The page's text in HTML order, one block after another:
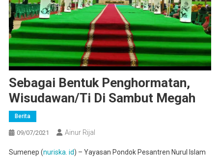
Sebagai Bentuk Penghormatan,
Wisudawan/ti Di Sambut Megah
Berita
09/07/2021 Ainur Rijal
Sumenep (nuriska. id) – Yayasan Pondok Pesantren Nurul Islam